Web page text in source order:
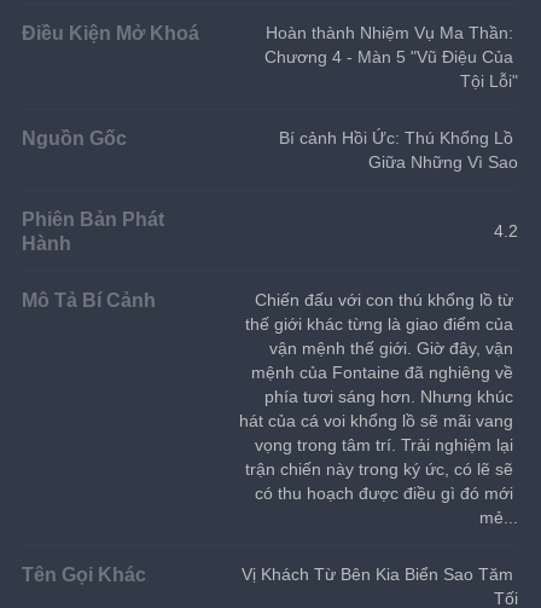
Điều Kiện Mở Khoá
Hoàn thành Nhiệm Vụ Ma Thần:
Chương 4 - Màn 5 "Vũ Điệu Của
Tội Lỗi"
Nguồn Gốc
Bí cảnh Hồi Ức: Thú Khổng Lồ
Giữa Những Vì Sao
Phiên Bản Phát
Hành
4.2
Mô Tả Bí Cảnh
Chiến đấu với con thú khổng lồ từ
thế giới khác từng là giao điểm của
vận mệnh thế giới. Giờ đây, vận
mệnh của Fontaine đã nghiêng về
phía tươi sáng hơn. Nhưng khúc
hát của cá voi khổng lồ sẽ mãi vang
vọng trong tâm trí. Trải nghiệm lại
trận chiến này trong ký ức, có lẽ sẽ
có thu hoạch được điều gì đó mới
mẻ...
Tên Gọi Khác
Vị Khách Từ Bên Kia Biển Sao Tăm
Tối